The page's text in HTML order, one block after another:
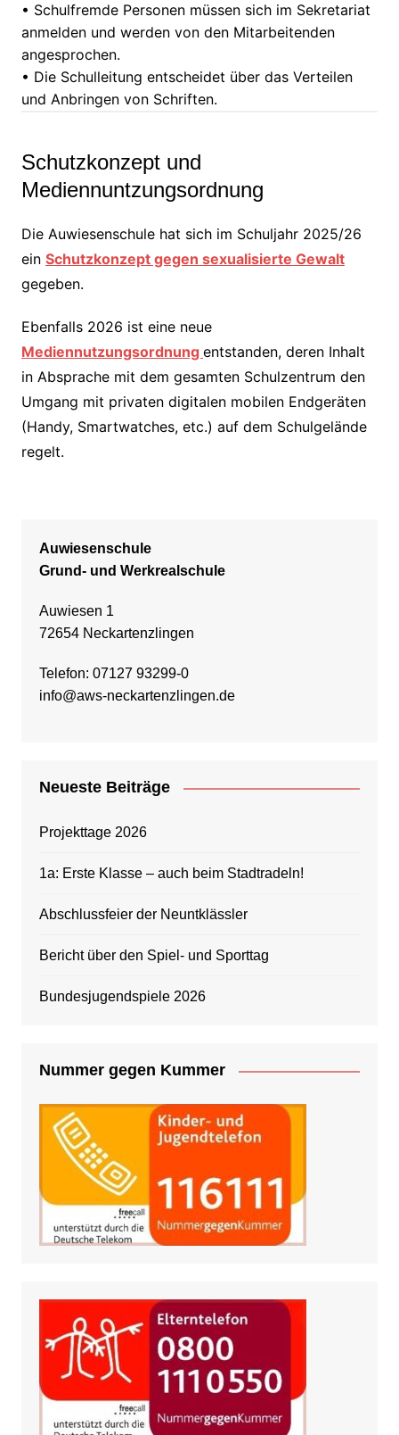
• Schulfremde Personen müssen sich im Sekretariat
anmelden und werden von den Mitarbeitenden
angesprochen.
• Die Schulleitung entscheidet über das Verteilen
und Anbringen von Schriften.
Schutzkonzept und
Mediennuntzungsordnung
Die Auwiesenschule hat sich im Schuljahr 2025/26
ein Schutzkonzept gegen sexualisierte Gewalt
gegeben.
Ebenfalls 2026 ist eine neue
Mediennutzungsordnung entstanden, deren Inhalt
in Absprache mit dem gesamten Schulzentrum den
Umgang mit privaten digitalen mobilen Endgeräten
(Handy, Smartwatches, etc.) auf dem Schulgelände
regelt.
Auwiesenschule
Grund- und Werkrealschule
Auwiesen 1
72654 Neckartenzlingen
Telefon: 07127 93299-0
info@aws-neckartenzlingen.de
Neueste Beiträge
Projekttage 2026
1a: Erste Klasse – auch beim Stadtradeln!
Abschlussfeier der Neuntklässler
Bericht über den Spiel- und Sporttag
Bundesjugendspiele 2026
Nummer gegen Kummer